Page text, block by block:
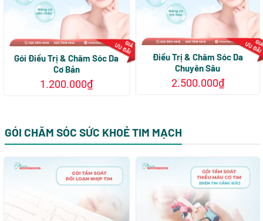
Gói Điều Trị & Chăm Sóc Da
Cơ Bản
1.200.000₫
Điều Trị & Chăm Sóc Da
Chuyên Sâu
2.500.000₫
GÓI CHĂM SÓC SỨC KHOẺ TIM MẠCH